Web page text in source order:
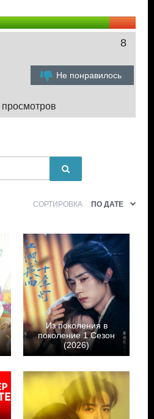
8
Не понравилось
просмотров
СОРТИРОВКА ПО ДАТЕ
Из поколения в
поколение 1 Сезон
(2026)